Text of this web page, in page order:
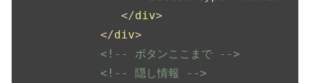
</div>
</div>
<!-- ボタンここまで -->
<!-- 隠し情報 -->